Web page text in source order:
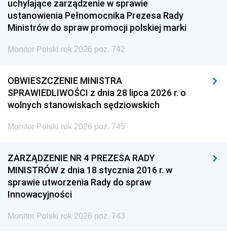
uchylające zarządzenie w sprawie
ustanowienia Pełnomocnika Prezesa Rady
Ministrów do spraw promocji polskiej marki
Monitor Polski rok 2026 poz. 742
OBWIESZCZENIE MINISTRA
SPRAWIEDLIWOŚCI z dnia 28 lipca 2026 r. o
wolnych stanowiskach sędziowskich
Monitor Polski rok 2026 poz. 745
ZARZĄDZENIE NR 4 PREZESA RADY
MINISTRÓW z dnia 18 stycznia 2016 r. w
sprawie utworzenia Rady do spraw
Innowacyjności
Monitor Polski rok 2026 poz. 743